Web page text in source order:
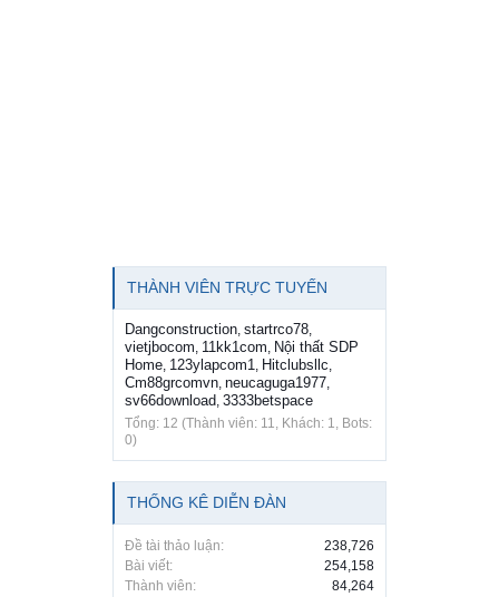
THÀNH VIÊN TRỰC TUYẾN
Dangconstruction, startrco78,
vietjbocom, 11kk1com, Nội thất SDP
Home, 123ylapcom1, Hitclubsllc,
Cm88grcomvn, neucaguga1977,
sv66download, 3333betspace
Tổng: 12 (Thành viên: 11, Khách: 1, Bots:
0)
THỐNG KÊ DIỄN ĐÀN
Đề tài thảo luận:
238,726
Bài viết:
254,158
Thành viên:
84,264